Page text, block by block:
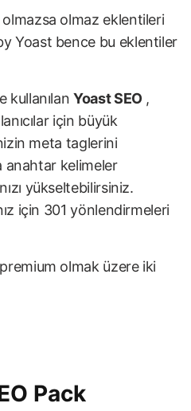
olmaz eklentileri
Yoast bence bu eklentiler
kullanılanYoast SEO ,
için büyük
meta taglerini
anahtar kelimeler
yükseltebilirsiniz.
için 301 yönlendirmeleri
olmak üzere iki
Pack